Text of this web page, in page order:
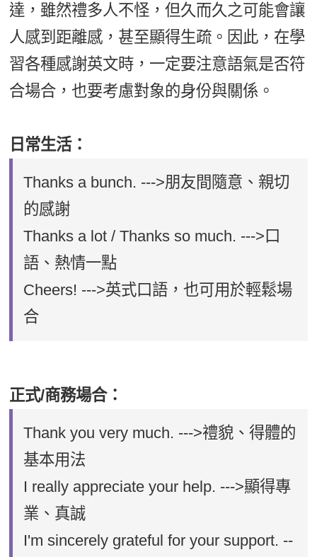
達，雖然禮多人不怪，但久而久之可能會讓
人感到距離感，甚至顯得生疏。因此，在學
習各種感謝英文時，一定要注意語氣是否符
合場合，也要考慮對象的身份與關係。
日常生活：
Thanks a bunch. --->朋友間隨意、親切
的感謝
Thanks a lot / Thanks so much. --->口
語、熱情一點
Cheers! --->英式口語，也可用於輕鬆場
合
正式/商務場合：
Thank you very much. --->禮貌、得體的
基本用法
I really appreciate your help. --->顯得專
業、真誠
I'm sincerely grateful for your support. --